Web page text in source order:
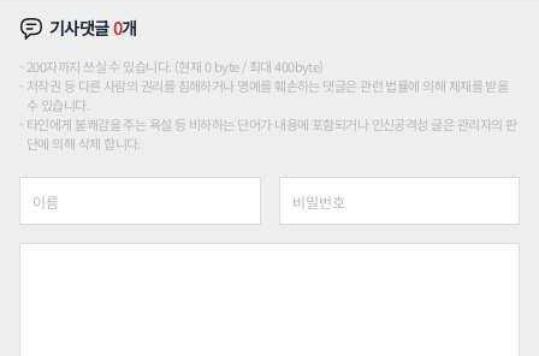
기사댓글0개
200자까지 쓰실 수 있습니다. (현재 0 byte / 최대 400byte)
저작권 등 다른 사람의 권리를 침해하거나 명예를 훼손하는 댓글은 관련 법률에 의해 제재를 받을
수 있습니다.
타인에게 불쾌감을 주는 욕설 등 비하하는 단어가 내용에 포함되거나 인신공격성 글은 관리자의 판
단에 의해 삭제 합니다.